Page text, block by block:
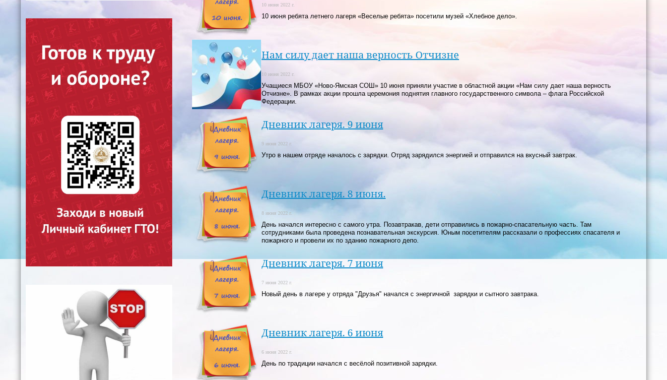
10 июня 2022 г.
10 июня ребята летнего лагеря «Веселые ребята» посетили музей «Хлебное дело».
Нам силу дает наша верность Отчизне
10 июня 2022 г.
Учащиеся МБОУ «Ново-Ямская СОШ» 10 июня приняли участие в областной акции «Нам силу дает наша верность
Отчизне». В рамках акции прошла церемония поднятия главного государственного символа – флага Российской
Федерации.
Дневник лагеря. 9 июня
9 июня 2022 г.
Утро в нашем отряде началось с зарядки. Отряд зарядился энергией и отправился на вкусный завтрак.
Дневник лагеря. 8 июня.
8 июня 2022 г.
День начался интересно с самого утра. Позавтракав, дети отправились в пожарно-спасательную часть. Там
сотрудниками была проведена познавательная экскурсия. Юным посетителям рассказали о профессиях спасателя и
пожарного и провели их по зданию пожарного депо.
Дневник лагеря. 7 июня
7 июня 2022 г.
Новый день в лагере у отряда "Друзья" начался с энергичной зарядки и сытного завтрака.
Дневник лагеря. 6 июня
6 июня 2022 г.
День по традиции начался с весёлой позитивной зарядки.